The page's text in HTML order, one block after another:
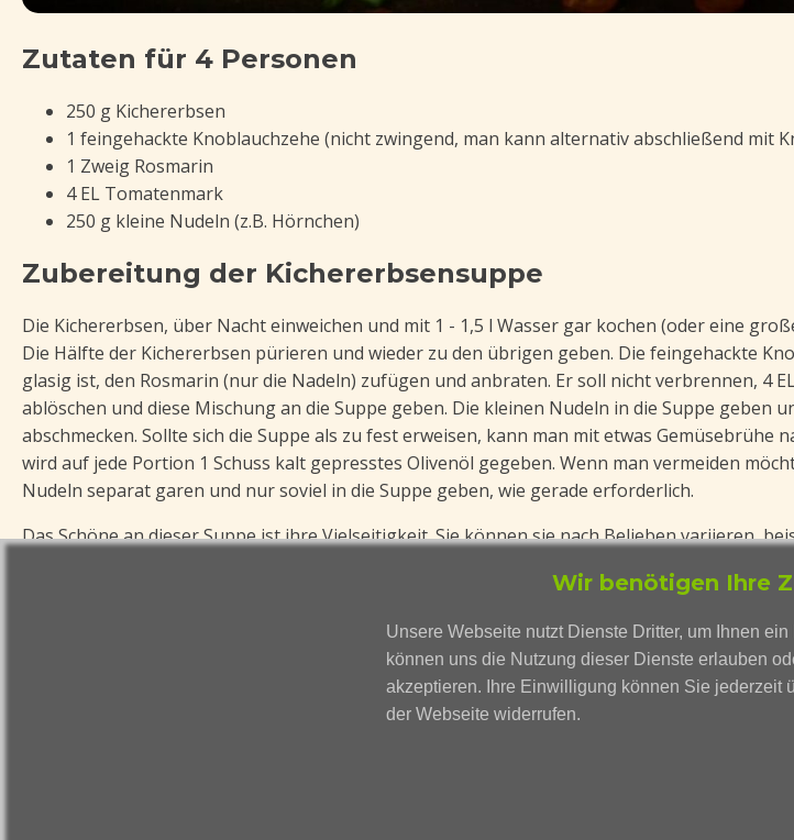
Zutaten für 4 Personen
250 g Kichererbsen
1 feingehackte Knoblauchzehe (nicht zwingend, man kann alternativ abschließend mit
1 Zweig Rosmarin
4 EL Tomatenmark
250 g kleine Nudeln (z.B. Hörnchen)
Zubereitung der Kichererbsensuppe
Die Kichererbsen, über Nacht einweichen und mit 1 - 1,5 l Wasser gar kochen (oder eine
Die Hälfte der Kichererbsen pürieren und wieder zu den übrigen geben. Die feingehackte
glasig ist, den Rosmarin (nur die Nadeln) zufügen und anbraten. Er soll nicht verbrennen, 4
ablöschen und diese Mischung an die Suppe geben. Die kleinen Nudeln in die Suppe geben
abschmecken. Sollte sich die Suppe als zu fest erweisen, kann man mit etwas Gemüsebrühe
wird auf jede Portion 1 Schuss kalt gepresstes Olivenöl gegeben. Wenn man vermeiden
Nudeln separat garen und nur soviel in die Suppe geben, wie gerade erforderlich.
Das Schöne an dieser Suppe ist ihre Vielseitigkeit. Sie können sie nach Belieben variieren,
vermeiden Sie, dass die Nudeln die ganze Flüssigkeit aufsaugen und die Suppe zu dick wird.
Simpel in der Zubereitung - aber köstlich. Evtl. Rest kann zusammen mit frischen Tomaten
verarbeitet werden, da die Suppe, lasst man sie stehen, “eindickt”.
Wir benötigen Ihre
Unsere Webseite nutzt Dienste Dritter, um Ihnen
können uns die Nutzung dieser Dienste erlauben
akzeptieren. Ihre Einwilligung können Sie jederzeit
der Webseite widerrufen.